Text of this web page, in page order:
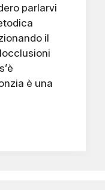
parlarvi
il
è una